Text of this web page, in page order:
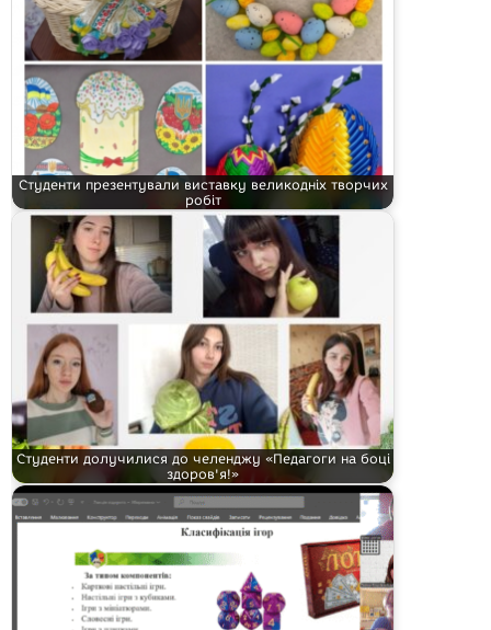
Студенти презентували виставку великодніх творчих
робіт
Студенти долучилися до челенджу «Педагоги на боці
здоров'я!»